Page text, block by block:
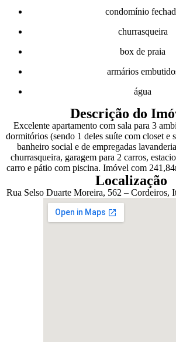
condomínio
churrasqueira
box de praia
armários
água
Descrição do
Excelente apartamento com sala para 3
dormitórios (sendo 1 deles suíte com closet e
banheiro social e de empregadas
churrasqueira, garagem para 2 carros,
carro e pátio com piscina. Imóvel com
Localização
Rua Selso Duarte Moreira, 562 – Cordeiros,